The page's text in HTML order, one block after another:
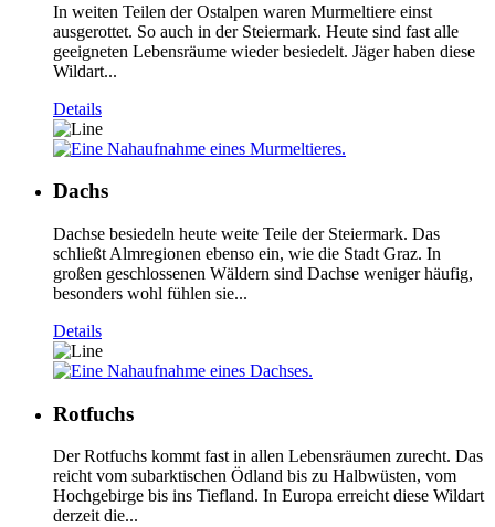
In weiten Teilen der Ostalpen waren Murmeltiere einst
ausgerottet. So auch in der Steiermark. Heute sind fast alle
geeigneten Lebensräume wieder besiedelt. Jäger haben diese
Wildart...
Details
Dachs
Dachse besiedeln heute weite Teile der Steiermark. Das
schließt Almregionen ebenso ein, wie die Stadt Graz. In
großen geschlossenen Wäldern sind Dachse weniger häufig,
besonders wohl fühlen sie...
Details
Rotfuchs
Der Rotfuchs kommt fast in allen Lebensräumen zurecht. Das
reicht vom subarktischen Ödland bis zu Halbwüsten, vom
Hochgebirge bis ins Tiefland. In Europa erreicht diese Wildart
derzeit die...